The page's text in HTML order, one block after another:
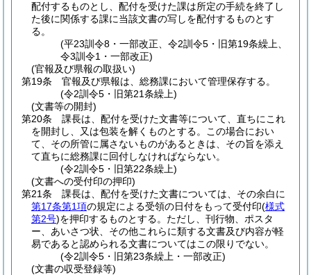
配付するものとし、配付を受けた課は所定の手続を終了し
た後に関係する課に当該文書の写しを配付するものとす
る。
(平23訓令8・一部改正、令2訓令5・旧第19条繰上、
令3訓令1・一部改正)
(官報及び県報の取扱い)
第19条
官報及び県報は、総務課において管理保存する。
(令2訓令5・旧第21条繰上)
(文書等の開封)
第20条
課長は、配付を受けた文書等について、直ちにこれ
を開封し、又は包装を解くものとする。
この場合におい
て、その所管に属さないものがあるときは、その旨を添え
て直ちに総務課に回付しなければならない。
(令2訓令5・旧第22条繰上)
(文書への受付印の押印)
第21条
課長は、配付を受けた文書については、その余白に
第17条第1項の規定による受領の日付をもって受付印(様式
第2号)を押印するものとする。 ただし、刊行物、ポスタ
ー、あいさつ状、その他これらに類する文書及び内容が軽
易であると認められる文書についてはこの限りでない。
(令2訓令5・旧第23条繰上・一部改正)
(文書の収受登録等)